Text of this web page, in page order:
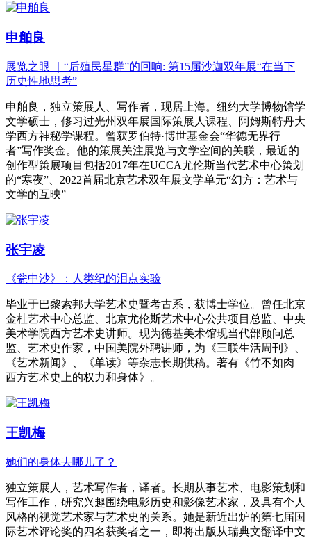
申舶良
展览之眼 ｜“后殖民星群”的回响: 第15届沙迦双年展“在当下
历史性地思考”
申舶良，独立策展人、写作者，现居上海。纽约大学博物馆学
文学硕士，修习过光州双年展国际策展人课程、阿姆斯特丹大
学西方神秘学课程。曾获罗伯特·博世基金会“华德无界行
者”写作奖金。他的策展关注展览与文学空间的关联，最近的
创作型策展项目包括2017年在UCCA尤伦斯当代艺术中心策划
的“寒夜”、2022首届北京艺术双年展文学单元“幻方：艺术与
文学的互映”
张宇凌
《瓮中沙》：人类纪的泪点实验
毕业于巴黎索邦大学艺术史暨考古系，获博士学位。曾任北京
金杜艺术中心总监、北京尤伦斯艺术中心公共项目总监、中央
美术学院西方艺术史讲师。现为德基美术馆现当代部顾问总
监、艺术史作家，中国美院外聘讲师，为《三联生活周刊》、
《艺术新闻》、《单读》等杂志长期供稿。著有《竹不如肉—
西方艺术史上的权力和身体》。
王凯梅
她们的身体去哪儿了？
独立策展人，艺术写作者，译者。长期从事艺术、电影策划和
写作工作，研究兴趣围绕电影历史和影像艺术家，及具有个人
风格的视觉艺术家与艺术史的关系。她是新近出炉的第七届国
际艺术评论奖的四名获奖者之一，即将出版从瑞典文翻译中文